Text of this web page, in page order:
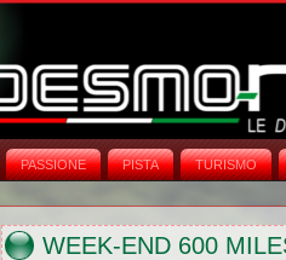
PASSIONE PISTA TURISMO
WEEK-END 600